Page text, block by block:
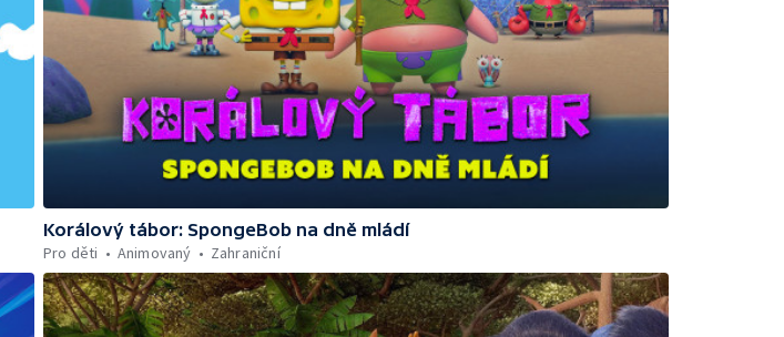
Korálový tábor: SpongeBob na dně mládí
Pro děti
Animovaný Zahraniční